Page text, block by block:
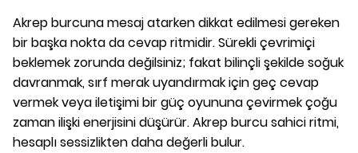
Akrep burcuna mesaj atarken dikkat edilmesi gereken
bir başka nokta da cevap ritmidir. Sürekli çevrimiçi
beklemek zorunda değilsiniz; fakat bilinçli şekilde soğuk
davranmak, sırf merak uyandırmak için geç cevap
vermek veya iletişimi bir güç oyununa çevirmek çoğu
zaman ilişki enerjisini düşürür. Akrep burcu sahici ritmi,
hesaplı sessizlikten daha değerli bulur.